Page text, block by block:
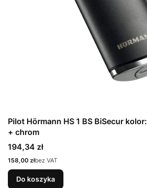
Pilot Hörmann HS 1 BS BiSecur kolor: czarny matowy
+ chrom
Cena
194,34 zł
Cena
158,00 złbez VAT
Do koszyka